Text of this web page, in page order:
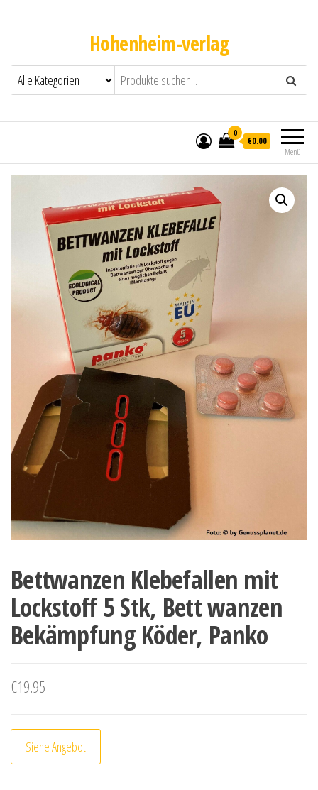
Hohenheim-verlag
Menü
0
€0.00
Bettwanzen Klebefallen mit
Lockstoff 5 Stk, Bett wanzen
Bekämpfung Köder, Panko
€19.95
Siehe Angebot